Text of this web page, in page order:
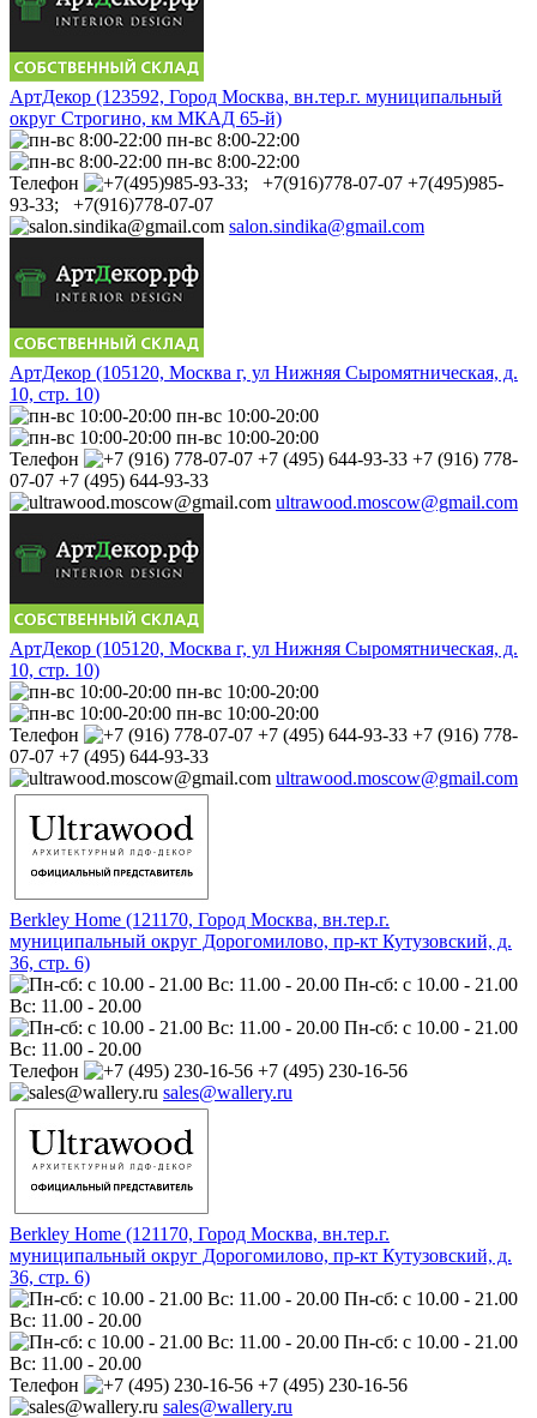
АртДекор (123592, Город Москва, вн.тер.г. муниципальный
округ Строгино, км МКАД 65-й)
пн-вс 8:00-22:00
пн-вс 8:00-22:00
Телефон
+7(495)985-
93-33; +7(916)778-07-07
salon.sindika@gmail.com
АртДекор (105120, Москва г, ул Нижняя Сыромятническая, д.
10, стр. 10)
пн-вс 10:00-20:00
пн-вс 10:00-20:00
Телефон
+7 (916) 778-
07-07 +7 (495) 644-93-33
ultrawood.moscow@gmail.com
АртДекор (105120, Москва г, ул Нижняя Сыромятническая, д.
10, стр. 10)
пн-вс 10:00-20:00
пн-вс 10:00-20:00
Телефон
+7 (916) 778-
07-07 +7 (495) 644-93-33
ultrawood.moscow@gmail.com
Berkley Home (121170, Город Москва, вн.тер.г.
муниципальный округ Дорогомилово, пр-кт Кутузовский, д.
36, стр. 6)
Пн-сб: с 10.00 - 21.00
Вс: 11.00 - 20.00
Пн-сб: с 10.00 - 21.00
Вс: 11.00 - 20.00
Телефон
+7 (495) 230-16-56
sales@wallery.ru
Berkley Home (121170, Город Москва, вн.тер.г.
муниципальный округ Дорогомилово, пр-кт Кутузовский, д.
36, стр. 6)
Пн-сб: с 10.00 - 21.00
Вс: 11.00 - 20.00
Пн-сб: с 10.00 - 21.00
Вс: 11.00 - 20.00
Телефон
+7 (495) 230-16-56
sales@wallery.ru